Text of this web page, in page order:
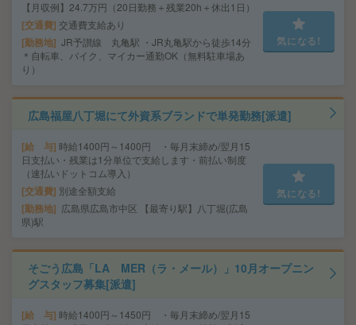
【月収例】24.7万円（20日勤務＋残業20h＋休出1日）
交通費 交通費支給あり
勤務地 JR予讃線 丸亀駅 ・JR丸亀駅から徒歩14分
＊自転車、バイク、マイカー通勤OK（無料駐車場あ
り）
気になる!
広島福屋八丁堀にて外資系ブランドで単発勤務[派遣]
給 与 時給1400円～1400円 ・毎月末締め/翌月15
日支払い・残業は1分単位で支給します・前払い制度
（速払いドットコム導入）
交通費 別途全額支給
勤務地
広島県広島市中区 【最寄り駅】八丁堀(広島
県)駅
気になる!
そごう広島「LA MER（ラ・メール）」10月オープニン
グスタッフ募集[派遣]
給 与 時給1400円～1450円 ・毎月末締め/翌月15